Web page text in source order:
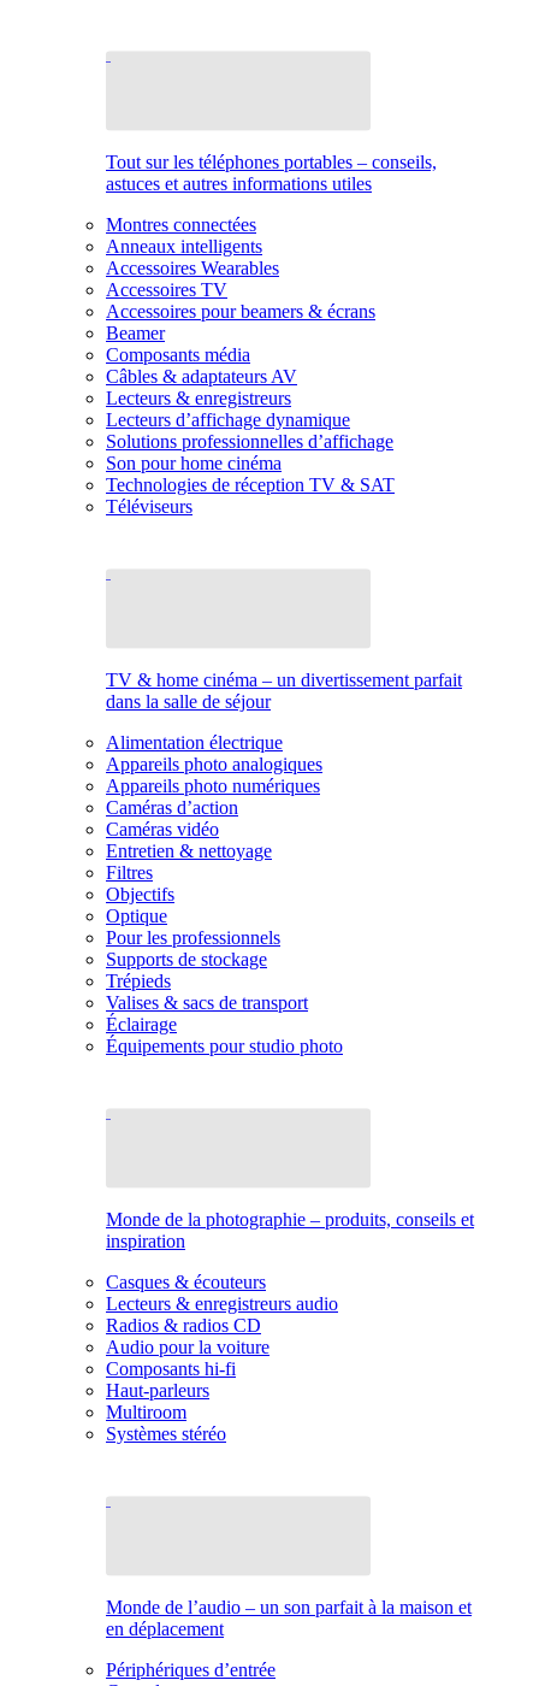
Tout sur les téléphones portables – conseils,
astuces et autres informations utiles
Montres connectées
Anneaux intelligents
Accessoires Wearables
Accessoires TV
Accessoires pour beamers & écrans
Beamer
Composants média
Câbles & adaptateurs AV
Lecteurs & enregistreurs
Lecteurs d’affichage dynamique
Solutions professionnelles d’affichage
Son pour home cinéma
Technologies de réception TV & SAT
Téléviseurs
TV & home cinéma – un divertissement parfait
dans la salle de séjour
Alimentation électrique
Appareils photo analogiques
Appareils photo numériques
Caméras d’action
Caméras vidéo
Entretien & nettoyage
Filtres
Objectifs
Optique
Pour les professionnels
Supports de stockage
Trépieds
Valises & sacs de transport
Éclairage
Équipements pour studio photo
Monde de la photographie – produits, conseils et
inspiration
Casques & écouteurs
Lecteurs & enregistreurs audio
Radios & radios CD
Audio pour la voiture
Composants hi-fi
Haut-parleurs
Multiroom
Systèmes stéréo
Monde de l’audio – un son parfait à la maison et
en déplacement
Périphériques d’entrée